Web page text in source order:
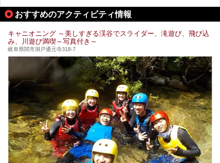
本記事では、下呂温泉エリアにあるおすすめの観光スポット
をご紹介するとともに散策する際のモデルコースもご提案。
下呂温泉観光をたっぷりとガイドします！
おすすめのアクティビティ情報
キャニオニング ～美しすぎる渓谷でスライダー、滝遊び、飛び込
み、川遊び満喫～写真付き～
岐阜県関市洞戸通元寺318-7